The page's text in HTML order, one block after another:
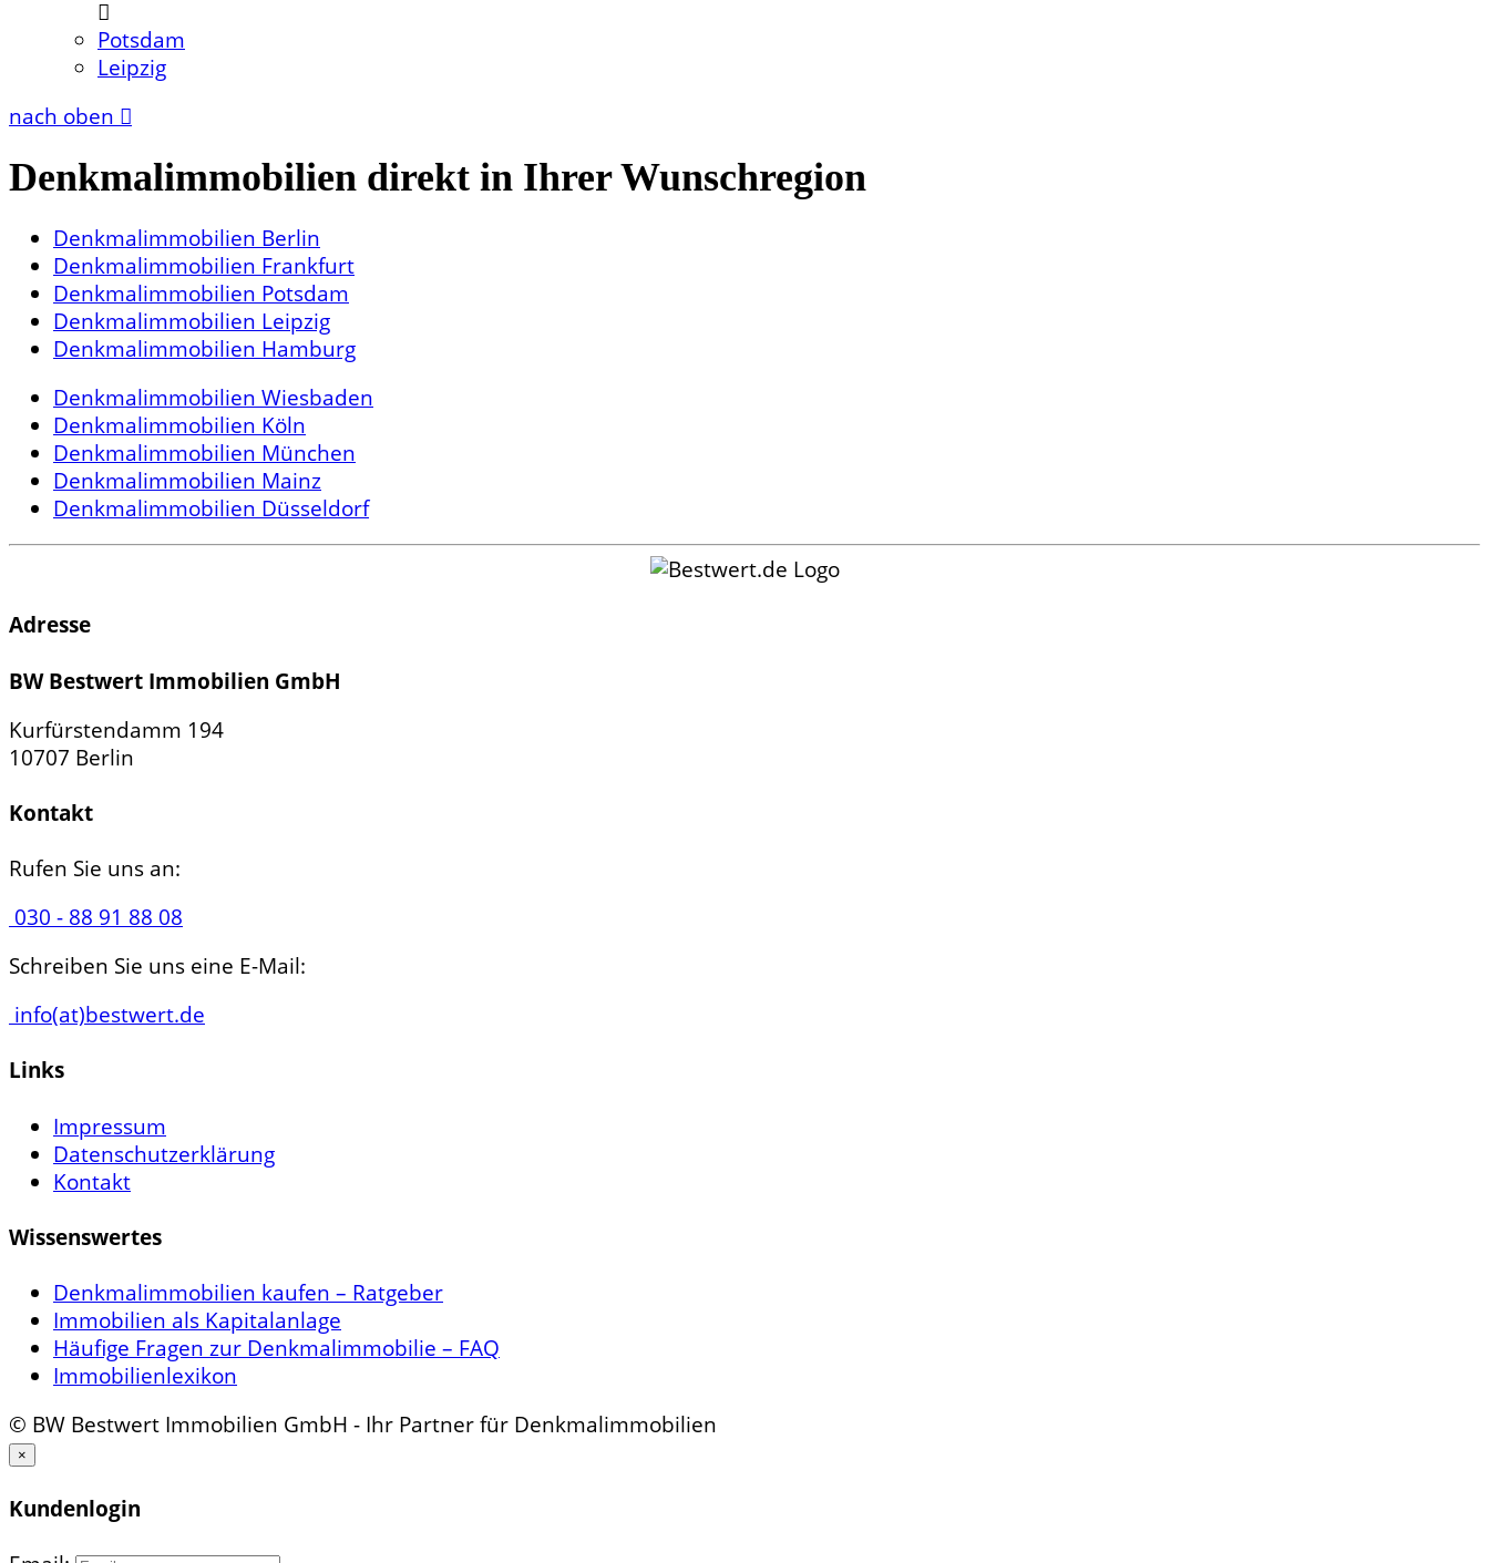
Potsdam
Leipzig
nach oben
Denkmalimmobilien direkt in Ihrer Wunschregion
Denkmalimmobilien Berlin
Denkmalimmobilien Frankfurt
Denkmalimmobilien Potsdam
Denkmalimmobilien Leipzig
Denkmalimmobilien Hamburg
Denkmalimmobilien Wiesbaden
Denkmalimmobilien Köln
Denkmalimmobilien München
Denkmalimmobilien Mainz
Denkmalimmobilien Düsseldorf
Adresse
BW Bestwert Immobilien GmbH
Kurfürstendamm 194
10707 Berlin
Kontakt
Rufen Sie uns an:
030 - 88 91 88 08
Schreiben Sie uns eine E-Mail:
info(at)bestwert.de
Links
Impressum
Datenschutzerklärung
Kontakt
Wissenswertes
Denkmalimmobilien kaufen – Ratgeber
Immobilien als Kapitalanlage
Häufige Fragen zur Denkmalimmobilie – FAQ
Immobilienlexikon
© BW Bestwert Immobilien GmbH - Ihr Partner für Denkmalimmobilien
×
Kundenlogin